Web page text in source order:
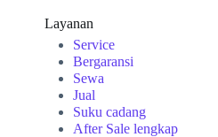
Layanan
Service
Bergaransi
Sewa
Jual
Suku cadang
After Sale lengkap